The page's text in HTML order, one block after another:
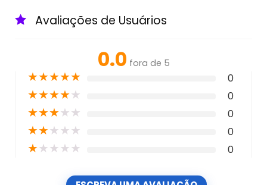
Avaliações de Usuários
0.0 fora de 5
★★★★★ 0
★★★★★ 0
★★★★★ 0
★★★★★ 0
★★★★★ 0